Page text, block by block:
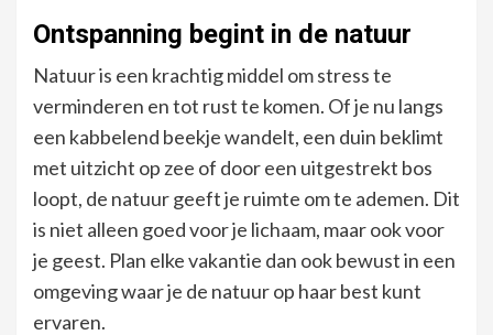
Ontspanning begint in de natuur
Natuur is een krachtig middel om stress te
verminderen en tot rust te komen. Of je nu langs
een kabbelend beekje wandelt, een duin beklimt
met uitzicht op zee of door een uitgestrekt bos
loopt, de natuur geeft je ruimte om te ademen. Dit
is niet alleen goed voor je lichaam, maar ook voor
je geest. Plan elke vakantie dan ook bewust in een
omgeving waar je de natuur op haar best kunt
ervaren.